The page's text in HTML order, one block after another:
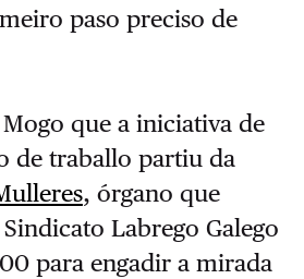
paso preciso de
que a iniciativa de
de traballo partiu da
, órgano que
Labrego Galego
para engadir a mirada